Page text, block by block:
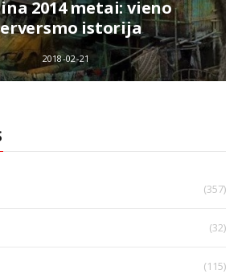
2014 metai: vieno
istorija
2018-02-21
(357)
(32)
(115)